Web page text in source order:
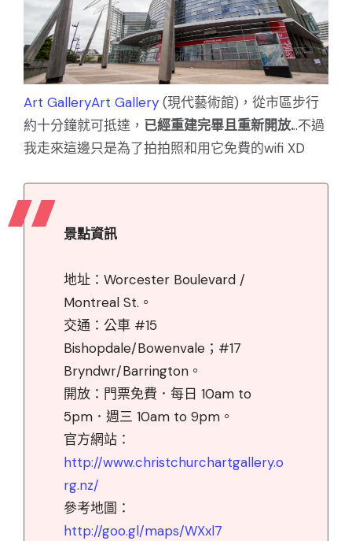
Art GalleryArt Gallery (現代藝術館)，從市區步行
約十分鐘就可抵達， 已經重建完畢且重新開放...不過
我走來這邊只是為了拍拍照和用它免費的wifi XD
景點資訊
地址：Worcester Boulevard /
Montreal St.。
交通：公車 #15
Bishopdale/Bowenvale；#17
Bryndwr/Barrington。
開放：門票免費．每日 10am to
5pm．週三 10am to 9pm。
官方網站：
http://www.christchurchartgallery.o
rg.nz/
參考地圖：
http://goo.gl/maps/WXxl7